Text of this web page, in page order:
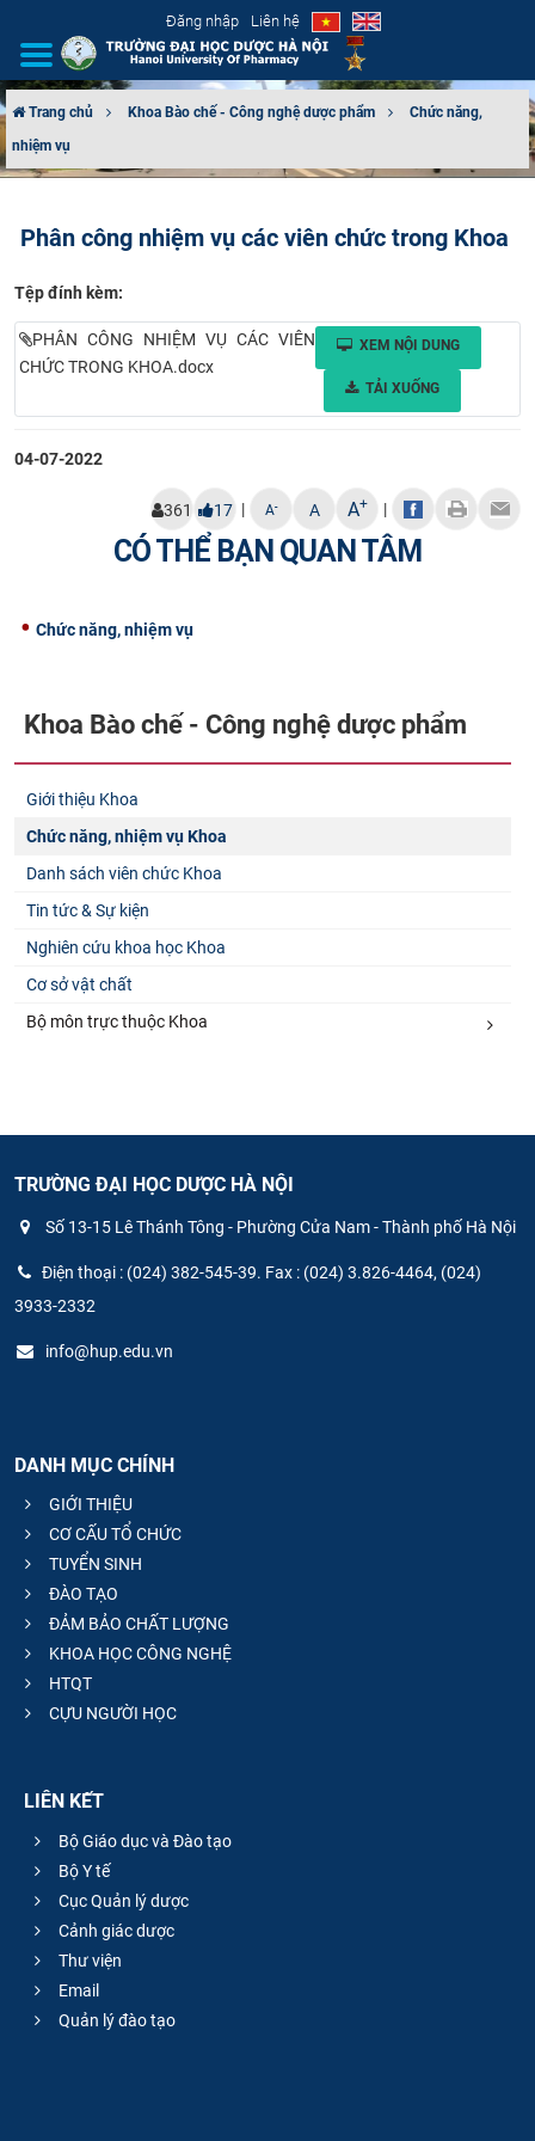
Đăng nhập Liên hệ
GIỚI THIỆU
ĐÀO TẠO
KHOA HỌC CÔNG NGHỆ
CỰU NGƯỜI HỌC
Trang chủ Khoa Bào chế - Công nghệ dược phẩm
Chức năng,
nhiệm vụ
Phân công nhiệm vụ các viên chức trong Khoa
Tệp đính kèm:
PHÂN CÔNG NHIỆM VỤ CÁC VIÊN
CHỨC TRONG KHOA.docx
XEM NỘI DUNG
TẢI XUỐNG
04-07-2022
361 17 | A- A A+ |
CÓ THỂ BẠN QUAN TÂM
Chức năng, nhiệm vụ
Khoa Bào chế - Công nghệ dược phẩm
Giới thiệu Khoa
Chức năng, nhiệm vụ Khoa
Danh sách viên chức Khoa
Tin tức & Sự kiện
Nghiên cứu khoa học Khoa
Cơ sở vật chất
Bộ môn trực thuộc Khoa
TRƯỜNG ĐẠI HỌC DƯỢC HÀ NỘI
Số 13-15 Lê Thánh Tông - Phường Cửa Nam - Thành phố Hà Nội
Điện thoại : (024) 382-545-39. Fax : (024) 3.826-4464, (024)
3933-2332
info@hup.edu.vn
DANH MỤC CHÍNH
GIỚI THIỆU
CƠ CẤU TỔ CHỨC
TUYỂN SINH
ĐÀO TẠO
ĐẢM BẢO CHẤT LƯỢNG
KHOA HỌC CÔNG NGHỆ
HTQT
CỰU NGƯỜI HỌC
LIÊN KẾT
Bộ Giáo dục và Đào tạo
Bộ Y tế
Cục Quản lý dược
Cảnh giác dược
Thư viện
Email
Quản lý đào tạo